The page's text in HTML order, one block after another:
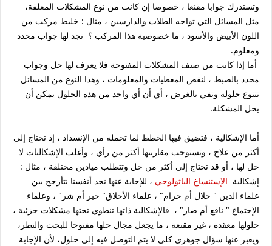
وتستدرك جوابا مقنعا ، خصوصا إن كانت من نوع المشكلات المغلقة،
مثل المسائل التي تواجه الطلاب والدارسين ، مثال : خليط مركب من
اللون الأبيض والأسود ، ما خصوصية هذا المركب ؟ نجد لها جواب محدد
ومعلوم.
أما إذا كانت من صنف المشكلات المفتوحة فلا يعرف لها حل وجواب
محدد بالضبط ، لنقص المعطيات والمعلومات ، وهذا النوع من المسائل
تتنوع حلوله وتفي بالغرض ، أي أن أي واحد من هذه الحلول يمكن أن
يحل المشكلة.
أما الإشكالية ، فتضيق فيها الخطط لما تحمله من الإنسداد ، إذ تحتاج إلى
أكثر من علاج ، وتستوجب مقاربتها أكثر من رأي ، وأغلب الإشكاليات لا
حل لها ، أو قد تحتاج إلى أكثر من حل وتتطلب ميادين مختلفة ، مثال :
إشكالية الإستنساخ الباثولوجي ، للإجابة عنها نجد أنفسنا نتأرجح بين
علماء الدين " حلال أم حرام" ، علماء الأخلاق" خير أم شر" ، وعلماء
الإجتماع " نافع أم ضار" ، فالإشكالية ذاتها تنطوي تحتها مشكلات جزئية ،
حلولها معقدة ، غير مقنعة ، ما يجعل مجال حلها مفتوحا للبحث والنظر،
ويعبر عنها سؤال جوهري كلي لا يتم التوصل فيه إلى حلول، لأن الإجابة